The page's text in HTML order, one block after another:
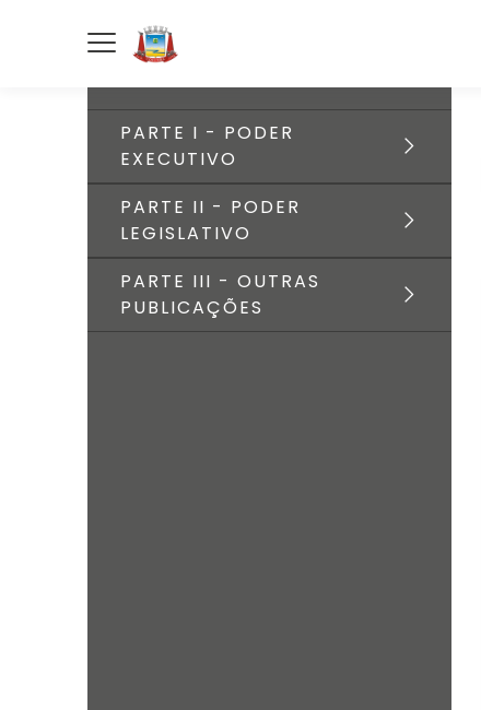
PARTE I - PODER
EXECUTIVO
PARTE II - PODER
LEGISLATIVO
PARTE III - OUTRAS
PUBLICAÇÕES